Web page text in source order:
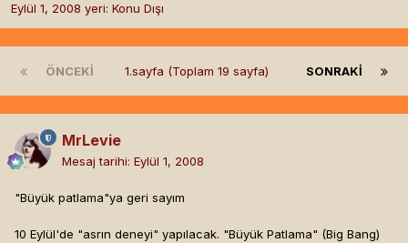
Eylül 1, 2008 yeri: Konu Dışı
ÖNCEKI SONRAKI
1.sayfa (Toplam 19 sayfa)
MrLevie
Mesaj tarihi: Eylül 1, 2008
"Büyük patlama"ya geri sayım
10 Eylül'de "asrın deneyi" yapılacak. "Büyük Patlama" (Big Bang)